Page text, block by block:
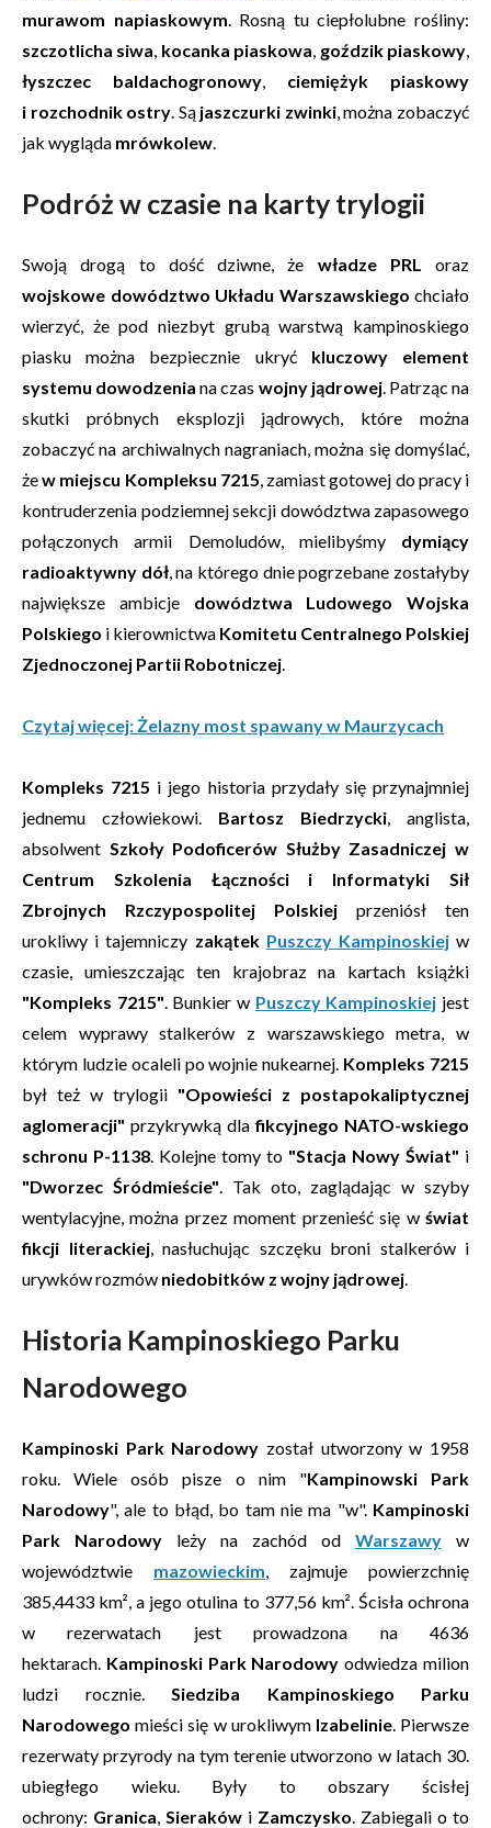
murawom napiaskowym. Rosną tu ciepłolubne rośliny:
szczotlicha siwa, kocanka piaskowa, goździk piaskowy,
łyszczec baldachogronowy, ciemiężyk piaskowy
i rozchodnik ostry. Są jaszczurki zwinki, można zobaczyć
jak wygląda mrówkolew.
Podróż w czasie na karty trylogii
Swoją drogą to dość dziwne, że władze PRL oraz
wojskowe dowództwo Układu Warszawskiego chciało
wierzyć, że pod niezbyt grubą warstwą kampinoskiego
piasku można bezpiecznie ukryć kluczowy element
systemu dowodzenia na czas wojny jądrowej. Patrząc na
skutki próbnych eksplozji jądrowych, które można
zobaczyć na archiwalnych nagraniach, można się domyślać,
żew miejscu Kompleksu 7215, zamiast gotowej do pracy i
kontruderzenia podziemnej sekcji dowództwa zapasowego
połączonych armii Demoludów, mielibyśmydymiący
radioaktywny dół, na którego dnie pogrzebane zostałyby
największe ambicje dowództwa Ludowego Wojska
Polskiego i kierownictwa Komitetu Centralnego Polskiej
Zjednoczonej Partii Robotniczej.
Czytaj więcej: Żelazny most spawany w Maurzycach
Kompleks 7215 i jego historia przydały się przynajmniej
jednemu człowiekowi. Bartosz Biedrzycki, anglista,
absolwent Szkoły Podoficerów Służby Zasadniczej w
Centrum Szkolenia Łączności i Informatyki Sił
Zbrojnych Rzczypospolitej Polskiej przeniósł ten
urokliwy i tajemniczy zakątek Puszczy Kampinoskiejw
czasie, umieszczając ten krajobraz na kartach książki
"Kompleks 7215". Bunkier w Puszczy Kampinoskiej jest
celem wyprawy stalkerów z warszawskiego metra, w
którym ludzie ocaleli po wojnie nukearnej. Kompleks 7215
był też w trylogii "Opowieści z postapokaliptycznej
aglomeracji" przykrywką dlafikcyjnego NATO-wskiego
schronu P-1138. Kolejne tomy to "Stacja Nowy Świat" i
"Dworzec Śródmieście". Tak oto, zaglądając w szyby
wentylacyjne, można przez moment przenieść się w świat
fikcji literackiej, nasłuchując szczęku broni stalkerów i
urywków rozmów niedobitków z wojny jądrowej.
Historia Kampinoskiego Parku
Narodowego
Kampinoski Park Narodowy został utworzony w 1958
roku. Wiele osób pisze o nim "Kampinowski Park
Narodowy", ale to błąd, bo tam nie ma "w". Kampinoski
Park Narodowy leży na zachód od Warszawy w
województwie mazowieckim, zajmuje powierzchnię
385,4433 km², a jego otulina to 377,56 km². Ścisła ochrona
w rezerwatach jest prowadzona na 4636
hektarach. Kampinoski Park Narodowy odwiedza milion
ludzi rocznie. Siedziba Kampinoskiego Parku
Narodowego mieści się w urokliwym Izabelinie. Pierwsze
rezerwaty przyrody na tym terenie utworzono w latach 30.
ubiegłego wieku. Były to obszary ścisłej
ochrony: Granica, Sieraków i Zamczysko. Zabiegali o to